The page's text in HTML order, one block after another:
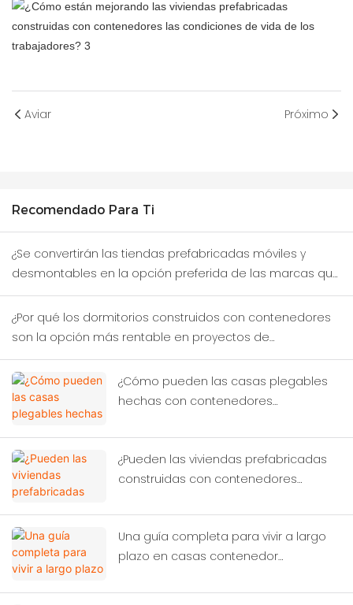
Aviar Próximo
Recomendado Para Ti
¿Se convertirán las tiendas prefabricadas móviles y
desmontables en la opción preferida de las marcas que
prueban nuevos distritos comerciales?
¿Por qué los dormitorios construidos con contenedores
son la opción más rentable en proyectos de
construcción temporal?
¿Cómo pueden las casas plegables
hechas con contenedores
casos de desastre?
¿Pueden las viviendas prefabricadas
construidas con contenedores
Una guía completa para vivir a largo
plazo en casas contenedor